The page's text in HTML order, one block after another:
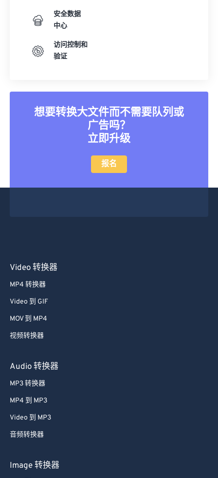
安全数据
中心
访问控制和
验证
想要转换大文件而不需要队列或
广告吗？
立即升级
报名
Video 转换器
MP4 转换器
Video 到 GIF
MOV 到 MP4
视频转换器
Audio 转换器
MP3 转换器
MP4 到 MP3
Video 到 MP3
音频转换器
Image 转换器